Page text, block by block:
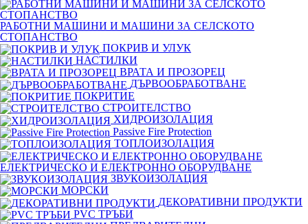
РАБОТНИ МАШИНИ И МАШИНИ ЗА СЕЛСКОТО
СТОПАНСТВО
ПОКРИВ И УЛУК
НАСТИЛКИ
ВРАТА И ПРОЗОРЕЦ
ДЪРВООБРАБОТВАНЕ
ПОКРИТИЕ
СТРОИТЕЛСТВО
ХИДРОИЗОЛАЦИЯ
Passive Fire Protection
ТОПЛОИЗОЛАЦИЯ
ЕЛЕКТРИЧЕСКО И ЕЛЕКТРОННО ОБОРУДВАНЕ
ЗВУКОИЗОЛАЦИЯ
МОРСКИ
ДЕКОРАТИВНИ ПРОДУКТИ
PVC ТРЪБИ